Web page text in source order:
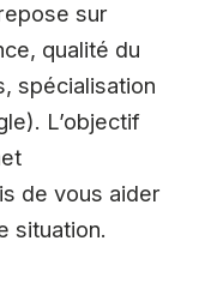
sur
qualité du
spécialisation
L’objectif
de vous aider
situation.